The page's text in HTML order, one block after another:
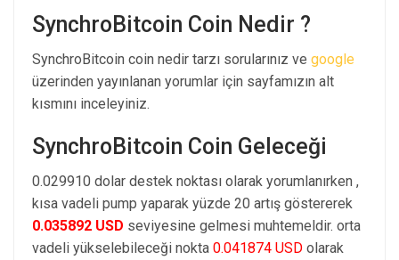
SynchroBitcoin Coin Nedir ?
SynchroBitcoin coin nedir tarzı sorularınız ve google
üzerinden yayınlanan yorumlar için sayfamızın alt
kısmını inceleyiniz.
SynchroBitcoin Coin Geleceği
0.029910 dolar destek noktası olarak yorumlanırken ,
kısa vadeli pump yaparak yüzde 20 artış göstererek
0.035892 USD seviyesine gelmesi muhtemeldir. orta
vadeli yükselebileceği nokta 0.041874 USD olarak